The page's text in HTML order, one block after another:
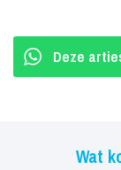
Bandwagon kan
– een unieke
Deze
Wat